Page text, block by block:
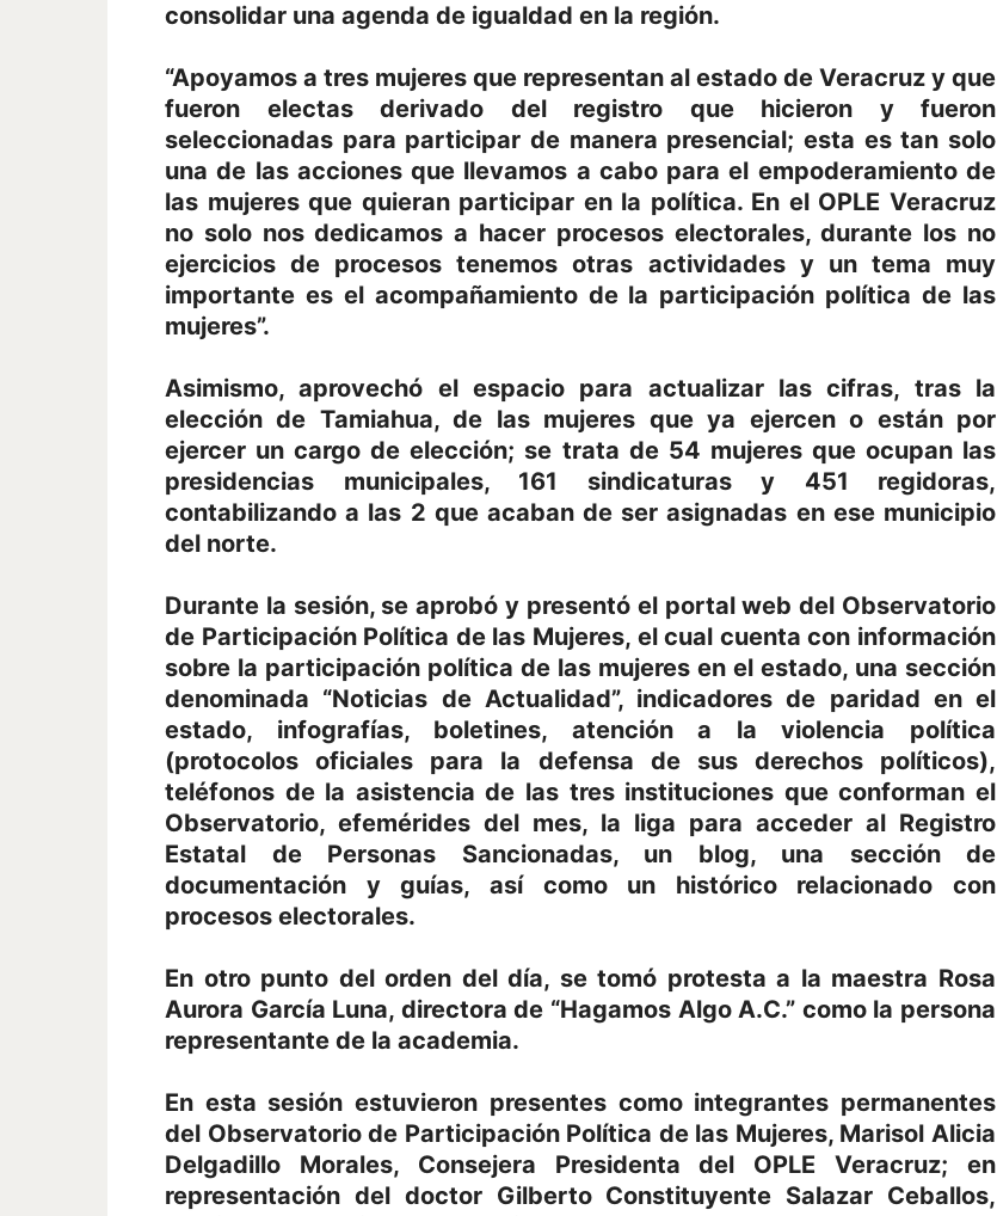
consolidar una agenda de igualdad en la región.
“Apoyamos a tres mujeres que representan al estado de Veracruz y que
fueron electas derivado del registro que hicieron y fueron
seleccionadas para participar de manera presencial; esta es tan solo
una de las acciones que llevamos a cabo para el empoderamiento de
las mujeres que quieran participar en la política. En el OPLE Veracruz
no solo nos dedicamos a hacer procesos electorales, durante los no
ejercicios de procesos tenemos otras actividades y un tema muy
importante es el acompañamiento de la participación política de las
mujeres”.
Asimismo, aprovechó el espacio para actualizar las cifras, tras la
elección de Tamiahua, de las mujeres que ya ejercen o están por
ejercer un cargo de elección; se trata de 54 mujeres que ocupan las
presidencias municipales, 161 sindicaturas y 451 regidoras,
contabilizando a las 2 que acaban de ser asignadas en ese municipio
del norte.
Durante la sesión, se aprobó y presentó el portal web del Observatorio
de Participación Política de las Mujeres, el cual cuenta con información
sobre la participación política de las mujeres en el estado, una sección
denominada “Noticias de Actualidad”, indicadores de paridad en el
estado, infografías, boletines, atención a la violencia política
(protocolos oficiales para la defensa de sus derechos políticos),
teléfonos de la asistencia de las tres instituciones que conforman el
Observatorio, efemérides del mes, la liga para acceder al Registro
Estatal de Personas Sancionadas, un blog, una sección de
documentación y guías, así como un histórico relacionado con
procesos electorales.
En otro punto del orden del día, se tomó protesta a la maestra Rosa
Aurora García Luna, directora de “Hagamos Algo A.C.” como la persona
representante de la academia.
En esta sesión estuvieron presentes como integrantes permanentes
del Observatorio de Participación Política de las Mujeres, Marisol Alicia
Delgadillo Morales, Consejera Presidenta del OPLE Veracruz; en
representación del doctor Gilberto Constituyente Salazar Ceballos,